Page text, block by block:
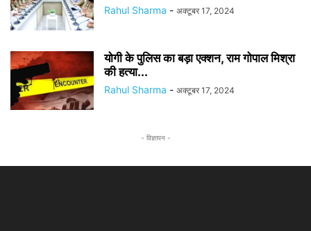
Rahul Sharma - अक्टूबर 17, 2024
योगी के पुलिस का बड़ा एक्शन, राम गोपाल मिश्रा
की हत्या...
Rahul Sharma - अक्टूबर 17, 2024
- विज्ञापन -